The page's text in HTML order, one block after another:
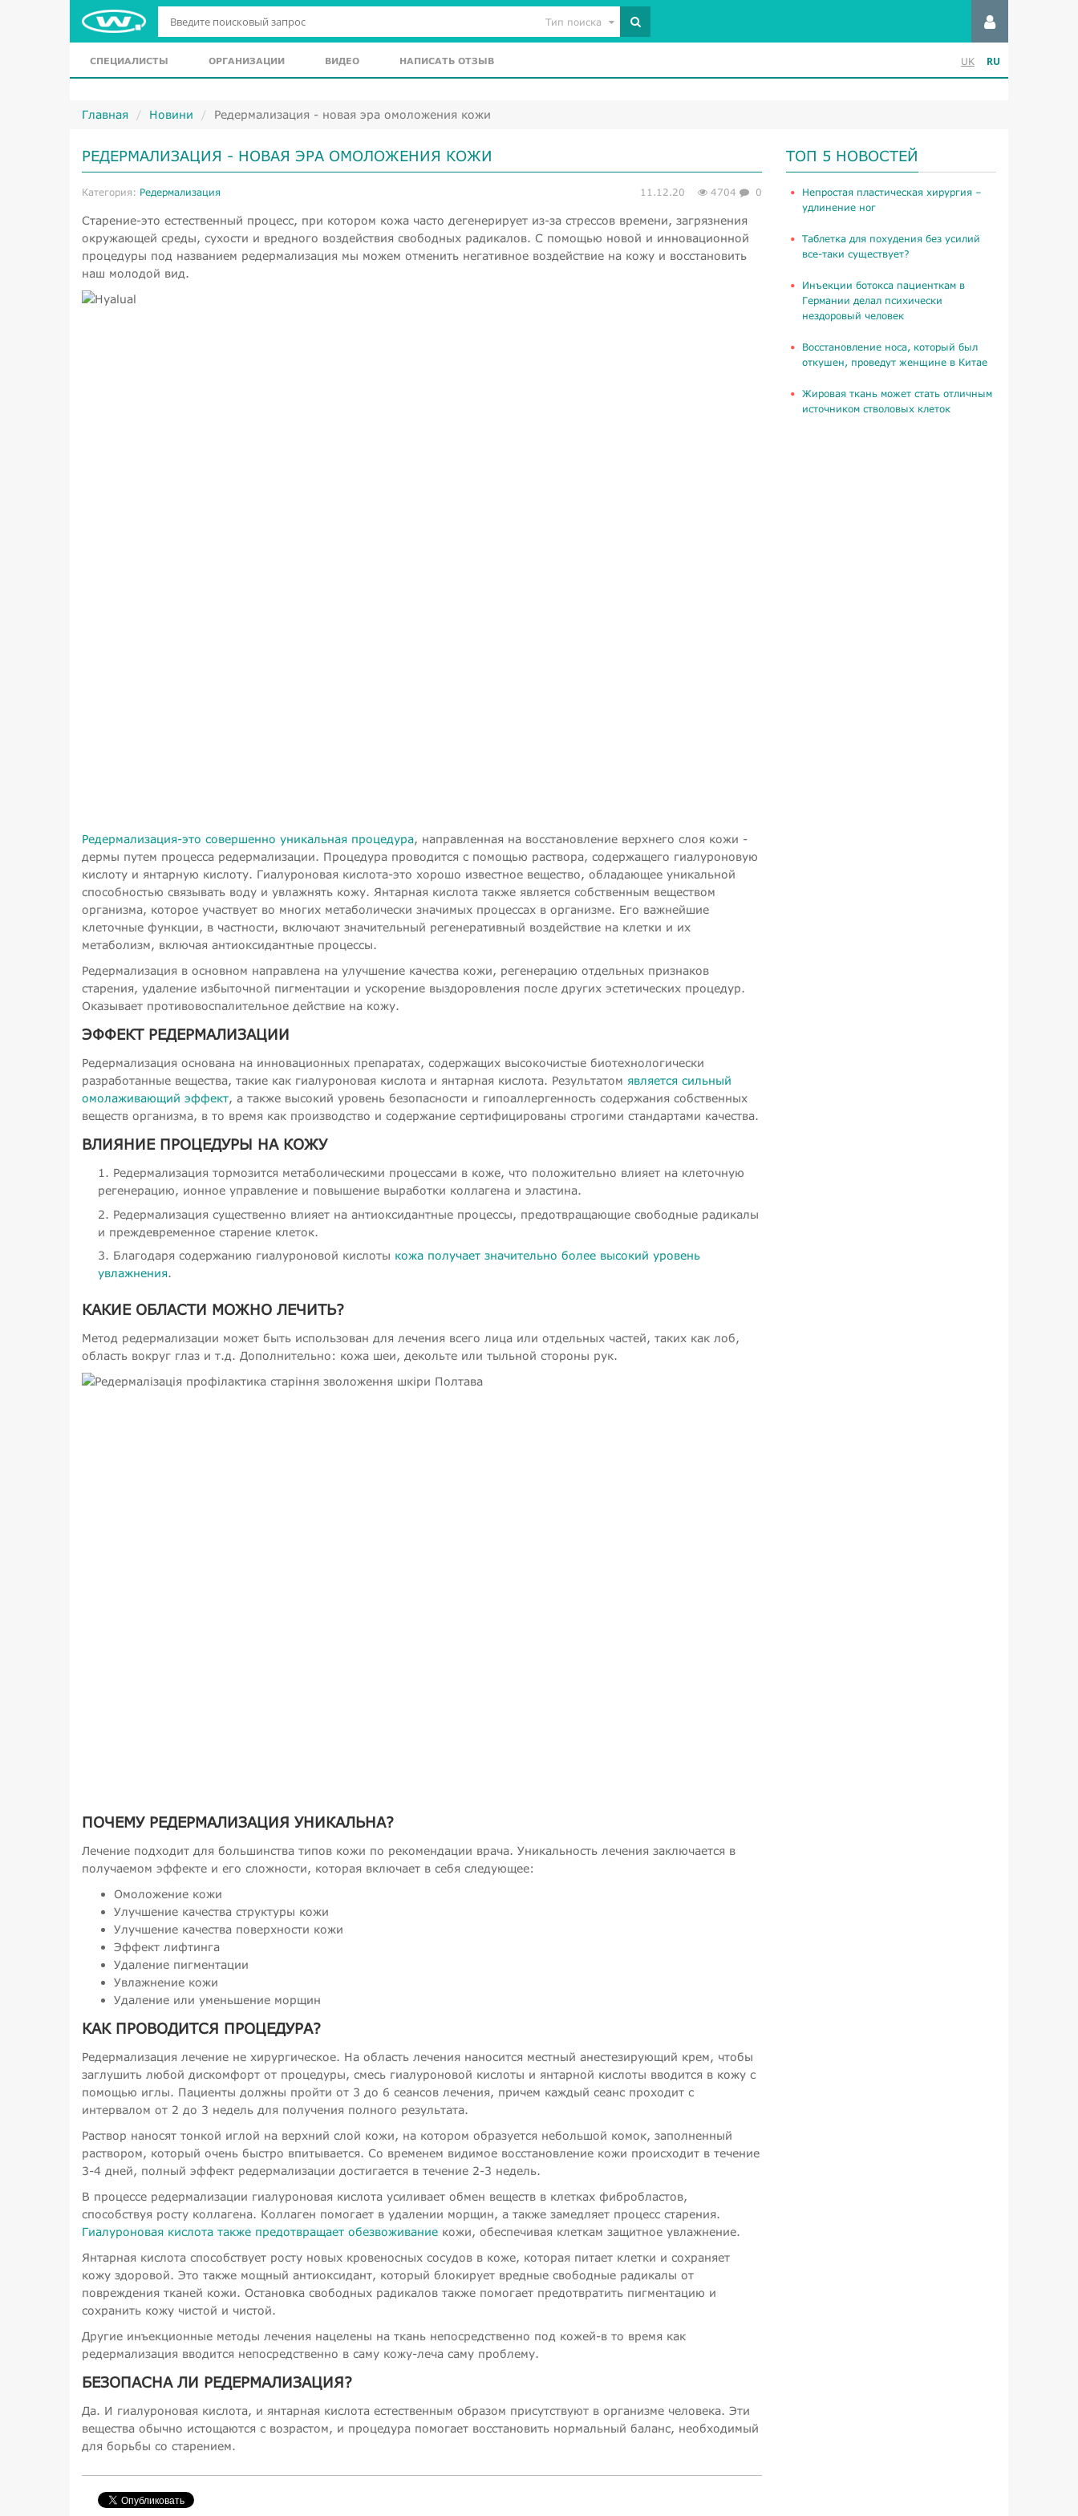
Тип поиска
СПЕЦИАЛИСТЫ ОРГАНИЗАЦИИ ВИДЕО НАПИСАТЬ ОТЗЫВ UK RU
Главная Новини Редермализация - новая эра омоложения кожи
РЕДЕРМАЛИЗАЦИЯ - НОВАЯ ЭРА ОМОЛОЖЕНИЯ КОЖИ
Категория: Редермализация 11.12.20 4704 0
Старение-это естественный процесс, при котором кожа часто дегенерирует из-за стрессов времени, загрязнения
окружающей среды, сухости и вредного воздействия свободных радикалов. С помощью новой и инновационной
процедуры под названием редермализация мы можем отменить негативное воздействие на кожу и восстановить
наш молодой вид.
Редермализация-это совершенно уникальная процедура, направленная на восстановление верхнего слоя кожи -
дермы путем процесса редермализации. Процедура проводится с помощью раствора, содержащего гиалуроновую
кислоту и янтарную кислоту. Гиалуроновая кислота-это хорошо известное вещество, обладающее уникальной
способностью связывать воду и увлажнять кожу. Янтарная кислота также является собственным веществом
организма, которое участвует во многих метаболически значимых процессах в организме. Его важнейшие
клеточные функции, в частности, включают значительный регенеративный воздействие на клетки и их
метаболизм, включая антиоксидантные процессы.
Редермализация в основном направлена на улучшение качества кожи, регенерацию отдельных признаков
старения, удаление избыточной пигментации и ускорение выздоровления после других эстетических процедур.
Оказывает противовоспалительное действие на кожу.
ЭФФЕКТ РЕДЕРМАЛИЗАЦИИ
Редермализация основана на инновационных препаратах, содержащих высокочистые биотехнологически
разработанные вещества, такие как гиалуроновая кислота и янтарная кислота. Результатом является сильный
омолаживающий эффект, а также высокий уровень безопасности и гипоаллергенность содержания собственных
веществ организма, в то время как производство и содержание сертифицированы строгими стандартами качества.
ВЛИЯНИЕ ПРОЦЕДУРЫ НА КОЖУ
Редермализация тормозится метаболическими процессами в коже, что положительно влияет на клеточную
регенерацию, ионное управление и повышение выработки коллагена и эластина.
Редермализация существенно влияет на антиоксидантные процессы, предотвращающие свободные радикалы
и преждевременное старение клеток.
Благодаря содержанию гиалуроновой кислоты кожа получает значительно более высокий уровень
увлажнения.
КАКИЕ ОБЛАСТИ МОЖНО ЛЕЧИТЬ?
Метод редермализации может быть использован для лечения всего лица или отдельных частей, таких как лоб,
область вокруг глаз и т.д. Дополнительно: кожа шеи, декольте или тыльной стороны рук.
ПОЧЕМУ РЕДЕРМАЛИЗАЦИЯ УНИКАЛЬНА?
Лечение подходит для большинства типов кожи по рекомендации врача. Уникальность лечения заключается в
получаемом эффекте и его сложности, которая включает в себя следующее:
Омоложение кожи
Улучшение качества структуры кожи
Улучшение качества поверхности кожи
Эффект лифтинга
Удаление пигментации
Увлажнение кожи
Удаление или уменьшение морщин
КАК ПРОВОДИТСЯ ПРОЦЕДУРА?
Редермализация лечение не хирургическое. На область лечения наносится местный анестезирующий крем, чтобы
заглушить любой дискомфорт от процедуры, смесь гиалуроновой кислоты и янтарной кислоты вводится в кожу с
помощью иглы. Пациенты должны пройти от 3 до 6 сеансов лечения, причем каждый сеанс проходит с
интервалом от 2 до 3 недель для получения полного результата.
Раствор наносят тонкой иглой на верхний слой кожи, на котором образуется небольшой комок, заполненный
раствором, который очень быстро впитывается. Со временем видимое восстановление кожи происходит в течение
3-4 дней, полный эффект редермализации достигается в течение 2-3 недель.
В процессе редермализации гиалуроновая кислота усиливает обмен веществ в клетках фибробластов,
способствуя росту коллагена. Коллаген помогает в удалении морщин, а также замедляет процесс старения.
Гиалуроновая кислота также предотвращает обезвоживание кожи, обеспечивая клеткам защитное увлажнение.
Янтарная кислота способствует росту новых кровеносных сосудов в коже, которая питает клетки и сохраняет
кожу здоровой. Это также мощный антиоксидант, который блокирует вредные свободные радикалы от
повреждения тканей кожи. Остановка свободных радикалов также помогает предотвратить пигментацию и
сохранить кожу чистой и чистой.
Другие инъекционные методы лечения нацелены на ткань непосредственно под кожей-в то время как
редермализация вводится непосредственно в саму кожу-леча саму проблему.
БЕЗОПАСНА ЛИ РЕДЕРМАЛИЗАЦИЯ?
Да. И гиалуроновая кислота, и янтарная кислота естественным образом присутствуют в организме человека. Эти
вещества обычно истощаются с возрастом, и процедура помогает восстановить нормальный баланс, необходимый
для борьбы со старением.
ТОП 5 НОВОСТЕЙ
​Непростая пластическая хирургия –
удлинение ног
Таблетка для похудения без усилий
все-таки существует?
Инъекции ботокса пациенткам в
Германии делал психически
нездоровый человек
Восстановление носа, который был
откушен, проведут женщине в Китае
Жировая ткань может стать отличным
источником стволовых клеток